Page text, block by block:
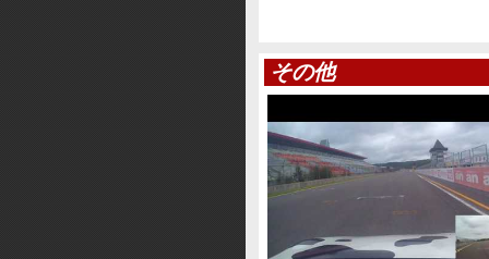
その他